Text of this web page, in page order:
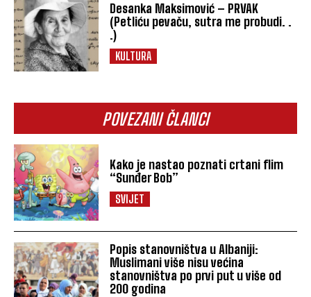
Desanka Maksimović – PRVAK
(Petliću pevaču, sutra me probudi. .
.)
KULTURA
POVEZANI ČLANCI
Kako je nastao poznati crtani flim
“Sunđer Bob”
SVIJET
Popis stanovništva u Albaniji:
Muslimani više nisu većina
stanovništva po prvi put u više od
200 godina